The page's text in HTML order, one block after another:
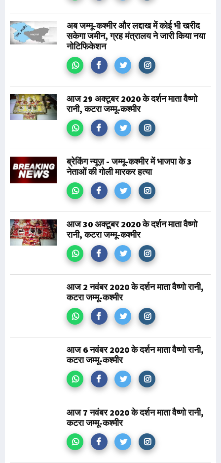
अब जम्मू-कश्मीर और लद्दाख में कोई भी खरीद
सकेगा जमीन, ग्रह मंत्रालय ने जारी किया नया
नोटिफिकेशन
आज 29 अक्टूबर 2020 के दर्शन माता वैष्णो
रानी, कटरा जम्मू-कश्मीर
ब्रेकिंग न्यूज़ - जम्मू-कश्मीर में भाजपा के 3
नेताओं की गोली मारकर हत्या
आज 30 अक्टूबर 2020 के दर्शन माता वैष्णो
रानी, कटरा जम्मू-कश्मीर
आज 2 नवंबर 2020 के दर्शन माता वैष्णो रानी,
कटरा जम्मू-कश्मीर
आज 6 नवंबर 2020 के दर्शन माता वैष्णो रानी,
कटरा जम्मू-कश्मीर
आज 7 नवंबर 2020 के दर्शन माता वैष्णो रानी,
कटरा जम्मू-कश्मीर